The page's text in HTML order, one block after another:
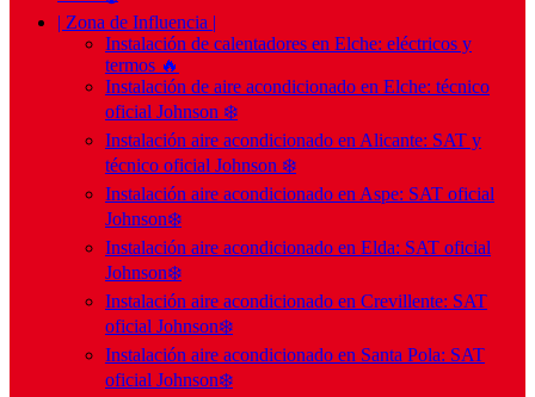
| Zona de Influencia |
Instalación de calentadores en Elche: eléctricos y
termos 🔥
Instalación de aire acondicionado en Elche: técnico
oficial Johnson ❄️
Instalación aire acondicionado en Alicante: SAT y
técnico oficial Johnson ❄️
Instalación aire acondicionado en Aspe: SAT oficial
Johnson❄️
Instalación aire acondicionado en Elda: SAT oficial
Johnson❄️
Instalación aire acondicionado en Crevillente: SAT
oficial Johnson❄️
Instalación aire acondicionado en Santa Pola: SAT
oficial Johnson❄️